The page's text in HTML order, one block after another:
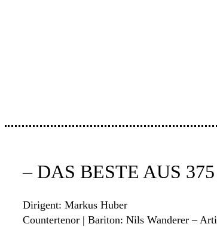
– DAS BESTE AUS
Dirigent: Markus Huber
Countertenor | Bariton: Nils Wanderer –